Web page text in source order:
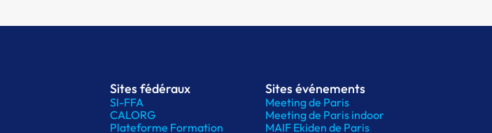
Sites fédéraux
SI-FFA
CALORG
Plateforme Formation
Sites événements
Meeting de Paris
Meeting de Paris indoor
MAIF Ekiden de Paris